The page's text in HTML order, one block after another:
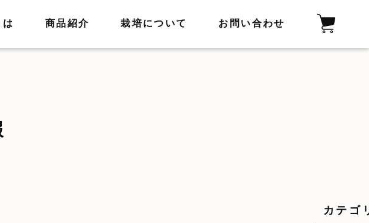
商品紹介 栽培について お問い合わせ
カテゴ